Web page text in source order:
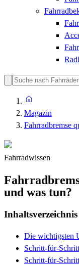
Magazin
Fahrradbremse
Fahrradwissen
und was tun?
Inhaltsverzeichnis
Die wichtigsten
Schritt-für-
Schritt-für-